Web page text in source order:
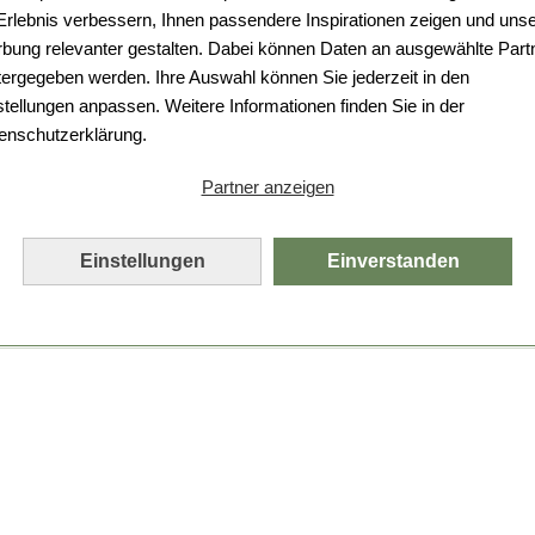
verbessern, Ihnen passendere Inspirationen zeigen und
relevanter gestalten. Dabei können Daten an ausgewählte
werden. Ihre Auswahl können Sie jederzeit in den
anpassen. Weitere Informationen finden Sie in der
Partner anzeigen
Einstellungen Einverstanden
Da ist etwas schiefgelaufen.
Leider ist ein technischer Fehler aufgetreten.
Bitte laden Sie die Seite neu.